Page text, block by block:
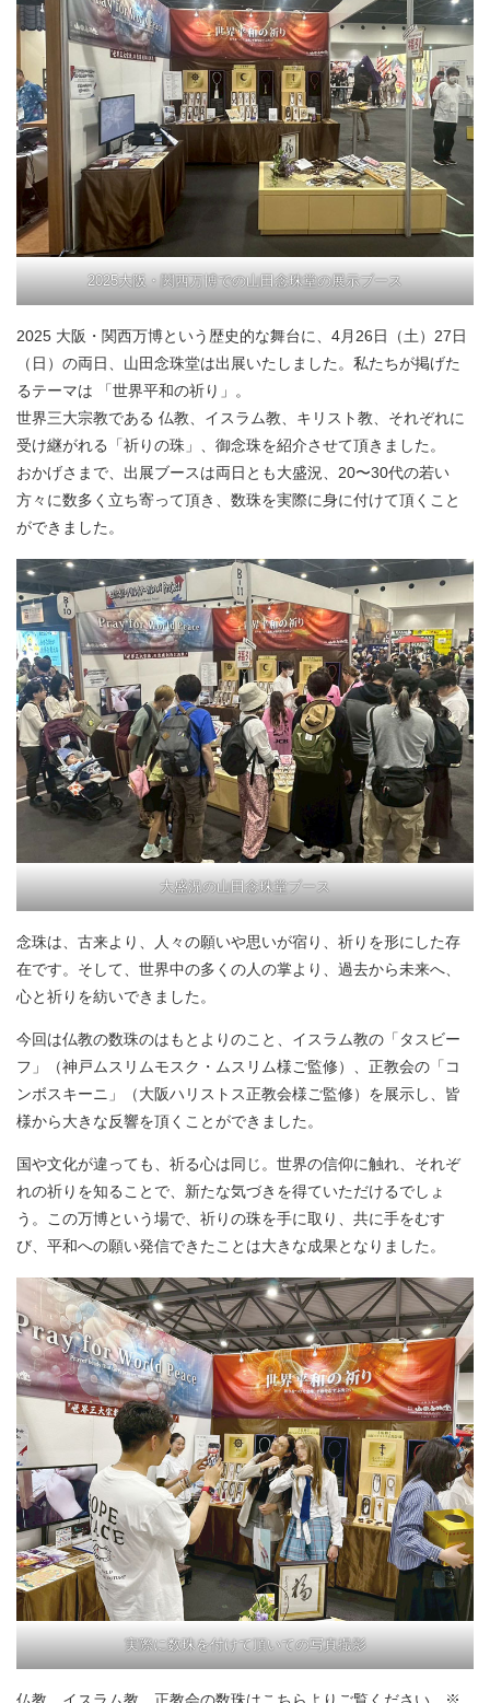
2025大阪・関西万博での山田念珠堂の展示ブース
2025 大阪・関西万博という歴史的な舞台に、4月26日（土）27日
（日）の両日、山田念珠堂は出展いたしました。私たちが掲げた
るテーマは 「世界平和の祈り」。
世界三大宗教である 仏教、イスラム教、キリスト教、それぞれに
受け継がれる「祈りの珠」、御念珠を紹介させて頂きました。
おかげさまで、出展ブースは両日とも大盛況、20〜30代の若い
方々に数多く立ち寄って頂き、数珠を実際に身に付けて頂くこと
ができました。
大盛況の山田念珠堂ブース
念珠は、古来より、人々の願いや思いが宿り、祈りを形にした存
在です。そして、世界中の多くの人の掌より、過去から未来へ、
心と祈りを紡いできました。
今回は仏教の数珠のはもとよりのこと、イスラム教の「タスビー
フ」（神戸ムスリムモスク・ムスリム様ご監修）、正教会の「コ
ンボスキーニ」（大阪ハリストス正教会様ご監修）を展示し、皆
様から大きな反響を頂くことができました。
国や文化が違っても、祈る心は同じ。世界の信仰に触れ、それぞ
れの祈りを知ることで、新たな気づきを得ていただけるでしょ
う。この万博という場で、祈りの珠を手に取り、共に手をむす
び、平和への願い発信できたことは大きな成果となりました。
実際に数珠を付けて頂いての写真撮影